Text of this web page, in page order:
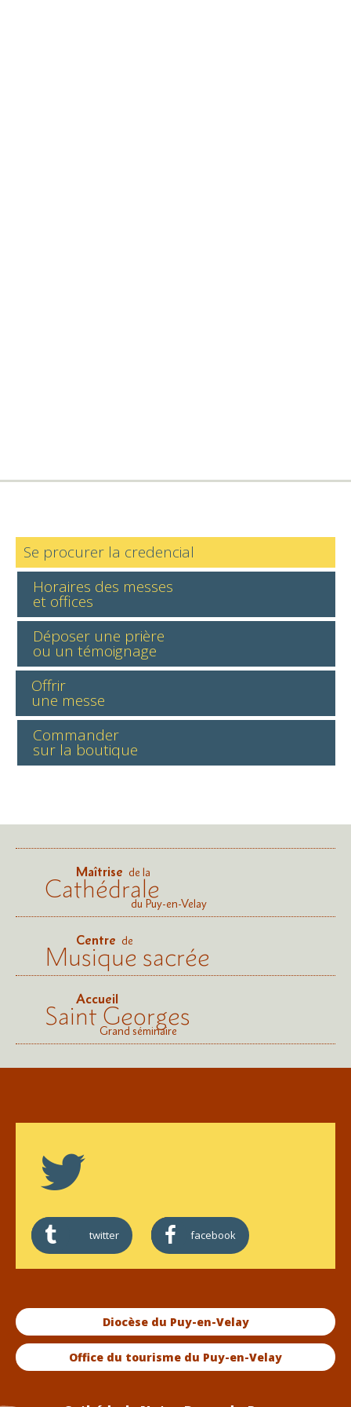
Se procurer la credencial
Horaires des messes
et offices
Déposer une prière
ou un témoignage
Offrir
une messe
Commander
sur la boutique
Maîtrise de la
Cathédraledu Puy-en-Velay
Centre de
Musique sacrée
Accueil
Saint Georges
Grand séminaire
twitter facebook
Diocèse du Puy-en-Velay
Office du tourisme du Puy-en-Velay